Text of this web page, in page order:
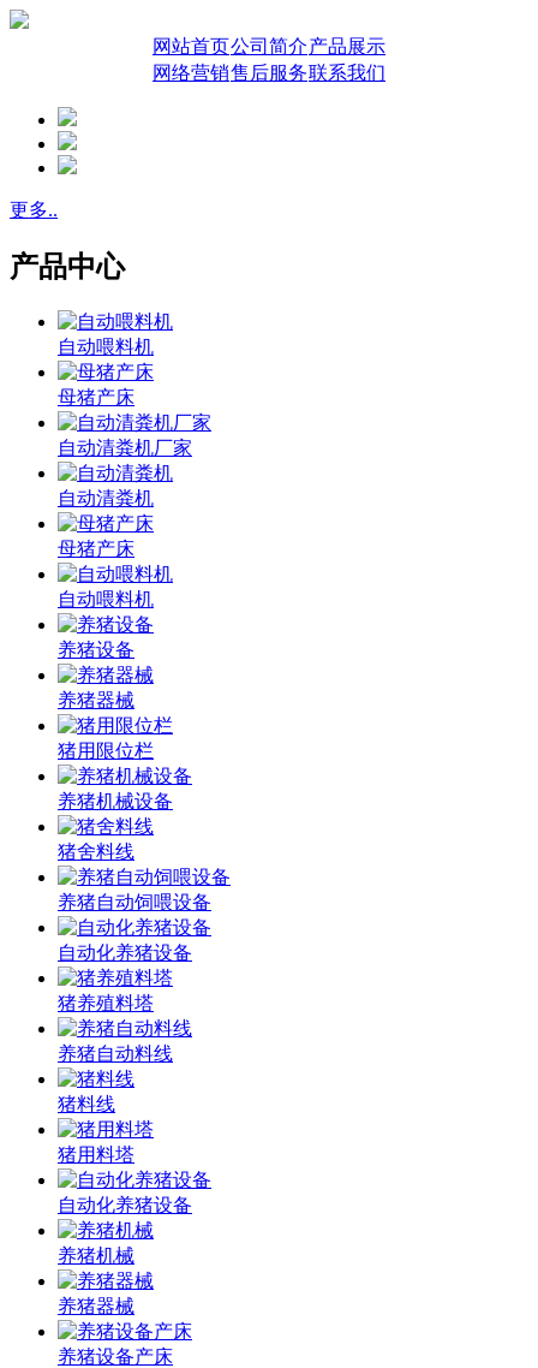
网站首页公司简介产品展示
网络营销售后服务联系我们
更多..
产品中心
自动喂料机
母猪产床
自动清粪机厂家
自动清粪机
母猪产床
自动喂料机
养猪设备
养猪器械
猪用限位栏
养猪机械设备
猪舍料线
养猪自动饲喂设备
自动化养猪设备
猪养殖料塔
养猪自动料线
猪料线
猪用料塔
自动化养猪设备
养猪机械
养猪器械
养猪设备产床